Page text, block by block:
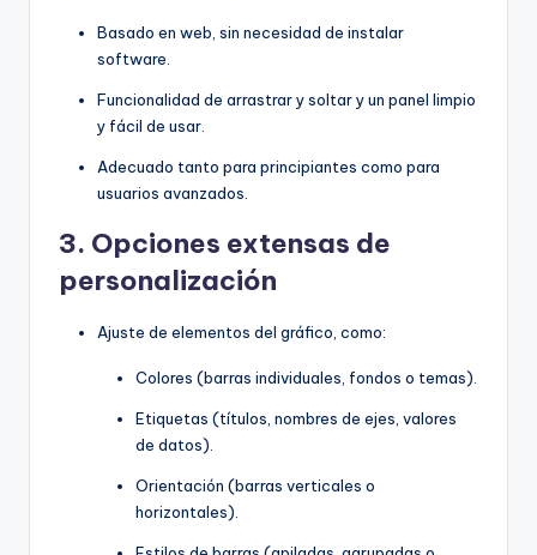
Basado en web, sin necesidad de instalar
software.
Funcionalidad de arrastrar y soltar y un panel limpio
y fácil de usar.
Adecuado tanto para principiantes como para
usuarios avanzados.
3. Opciones extensas de
personalización
Ajuste de elementos del gráfico, como:
Colores (barras individuales, fondos o temas).
Etiquetas (títulos, nombres de ejes, valores
de datos).
Orientación (barras verticales o
horizontales).